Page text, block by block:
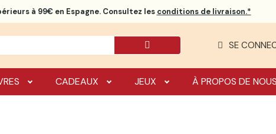
à 99€ en Espagne. Consultez les conditions de livraison.*
SE
CADEAUX JEUX À PROPOS DE NOUS